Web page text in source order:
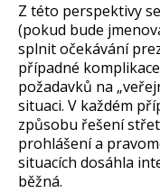
Z této perspektivy
(pokud bude
splnit očekávání
případné
požadavků na
situaci. V každém
způsobu řešení
prohlášení a
situacích dosáhla
běžná.